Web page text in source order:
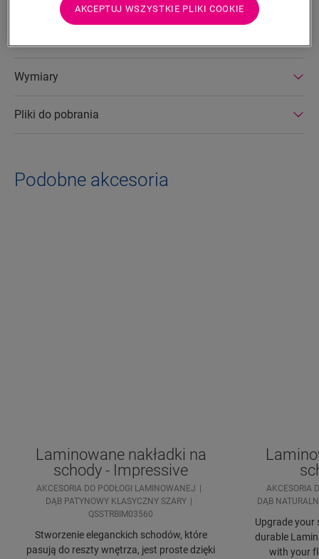
to bez wątpienia najbardziej efektywny sposób renowacji
Wymiary
Pliki do pobrania
Podobne akcesoria
Laminowane nakładki na
schody - Impressive
AKCESORIA DO PODŁOGI LAMINOWANEJ
DĄB PATYNOWY KLASYCZNY SZARY
QSSTRBIM03560
Stworzenie eleganckich schodów, które
pasują do reszty wnętrza, jest proste dzięki
AKCESORIA
DĄB
Upgrade
durable
with your
AKCEPTUJ WSZYSTKIE PLIKI COOKIE